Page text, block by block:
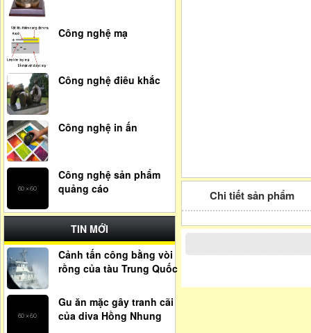
Công nghệ mạ
Công nghệ điêu khắc
Công nghệ in ấn
Công nghệ sản phẩm
quảng cáo
TIN MỚI
Cảnh tấn công bằng vòi
rồng của tàu Trung Quốc
Gu ăn mặc gây tranh cãi
của diva Hồng Nhung
Chi tiết sản phẩm